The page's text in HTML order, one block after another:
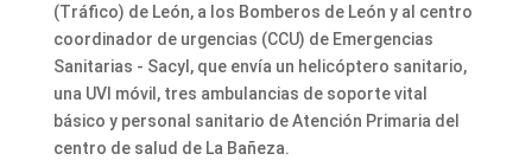
(Tráfico) de León, a los Bomberos de León y al centro
coordinador de urgencias (CCU) de Emergencias
Sanitarias - Sacyl, que envía un helicóptero sanitario,
una UVI móvil, tres ambulancias de soporte vital
básico y personal sanitario de Atención Primaria del
centro de salud de La Bañeza.